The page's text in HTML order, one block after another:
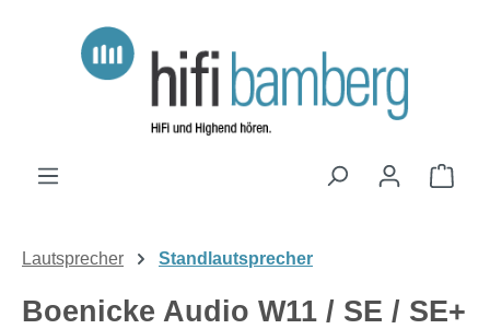
Zum Hauptinhalt springen
Lautsprecher Standlautsprecher
Boenicke Audio W11 / SE / SE+